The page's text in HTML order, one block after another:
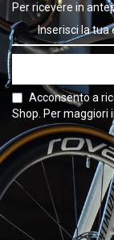
Per ricevere in
Acconsento a
Shop. Per maggiori